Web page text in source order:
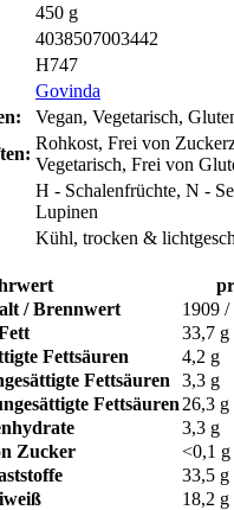
450 g
4038507003442
H747
Govinda
Vegan, Vegetarisch,
Rohkost, Frei von
Vegetarisch, Frei von
H - Schalenfrüchte, N -
Lupinen
Kühl, trocken &
/ Brennwert
1909
33,7 g
Fettsäuren
4,2 g
Fettsäuren
3,3 g
Fettsäuren 26,3 g
3,3 g
Zucker
<0,1 g
33,5 g
18,2 g